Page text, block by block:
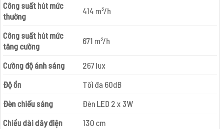
Công suất hút mức
thường
414 m³/h
Công suất hút mức
tăng cường
671 m³/h
Cường độ ánh sáng
267 lux
Độ ồn
Tối đa 60dB
Đèn chiếu sáng
Đèn LED 2 x 3W
Chiều dài dây điện
130 cm